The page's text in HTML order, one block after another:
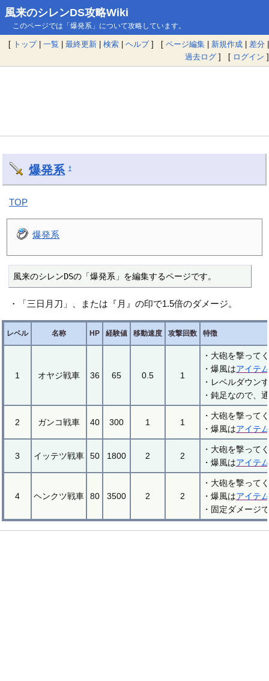
風来のシレンDS攻略Wiki
このページでは「爆発系」について攻略しています。
[ トップ| 一覧 | 最終更新 | 検索 | ヘルプ] [ ページ編集 | 新規作成 | 差分 |
過去ログ ] [ ログイン ]
爆発系 †
TOP
爆発系
風来のシレンDSの「爆発系」を編集するページです。
・「三日月刀」、または『月』の印で1.5倍のダメージ。
レベル 名称 HP 経験値 移動速度 攻撃回数 特徴
1 オヤジ戦車 36 65 0.5 1
・大砲を撃って
・爆風はアイテム
・レベルダウン
・鈍足なので、
2 ガンコ戦車 40 300 1 1
・大砲を撃って
・爆風はアイテム
3 イッテツ戦車 50 1800 2 2
・大砲を撃って
・爆風はアイテム
4 ヘンクツ戦車 80 3500 2 2
・大砲を撃って
・爆風はアイテム
・固定ダメージ